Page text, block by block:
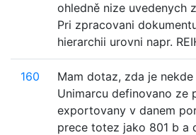
ohledně nize uvedenych
Pri zpracovani
hierarchii urovni napr.
160
Mam dotaz, zda je
Unimarcu definovano ze
exportovany v danem
prece totez jako 801 b a